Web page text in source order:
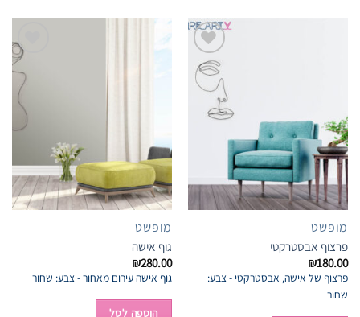
Add to
wishlist
מופשט
פרצוף אבסטרקטי
₪180.00
פרצוף של אישה, אבסטרקטי - צבע:
שחור
Add to
wishlist
מופשט
גוף אישה
₪280.00
גוף אישה עירום מאחור - צבע: שחור
הוספה לסל